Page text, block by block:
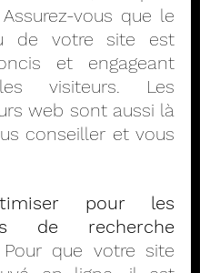
vous que le
de votre site est
et engageant
visiteurs. Les
web sont aussi là
conseiller et vous
pour les
de recherche
Pour que votre site